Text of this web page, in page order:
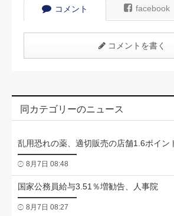
コメント facebook
コメントを書く
同カテゴリーのニュース
乱用恐れの薬、適切販売の店舗1.6ポイン
8月7日 08:48
国家公務員給与3.51％増勧告、人事院
8月7日 08:27